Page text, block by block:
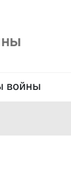
войны